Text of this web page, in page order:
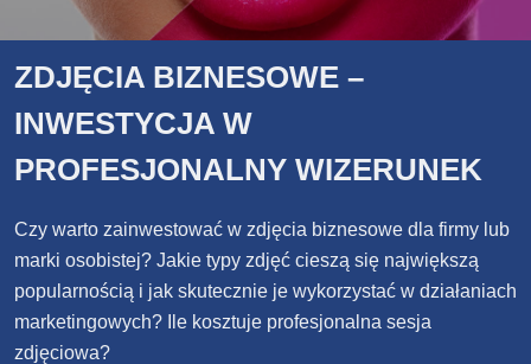
ZDJĘCIA BIZNESOWE –
INWESTYCJA W
PROFESJONALNY WIZERUNEK
Czy warto zainwestować w zdjęcia biznesowe dla firmy lub
marki osobistej? Jakie typy zdjęć cieszą się największą
popularnością i jak skutecznie je wykorzystać w działaniach
marketingowych? Ile kosztuje profesjonalna sesja
zdjęciowa?